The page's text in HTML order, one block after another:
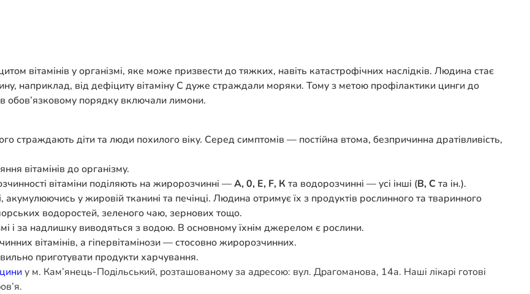
вітамінів у організмі, яке може призвести до тяжких, навіть катастрофічних наслідків. Людина стає
наприклад, від дефіциту вітаміну С дуже страждали моряки. Тому з метою профілактики цинги до
обов’язковому порядку включали лимони.
страждають діти та люди похилого віку. Серед симптомів — постійна втома, безпричинна дратівливість,
вітамінів до організму.
вітаміни поділяють на жиророзчинні —А, 0, Е, F, Кта водорозчинні — усі інші (В, Ста ін.).
акумулюючись у жировій тканині та печінці. Людина отримує їх з продуктів рослинного та тваринного
водоростей, зеленого чаю, зернових тощо.
і за надлишку виводяться з водою. В основному їхнім джерелом є рослини.
вітамінів, а гіпервітамінози — стосовно жиророзчинних.
приготувати продукти харчування.
у м. Кам’янець-Подільський, розташованому за адресою: вул. Драгоманова, 14а. Наші лікарі готові